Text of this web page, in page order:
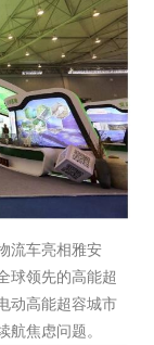
流车亮相雅安
球领先的高能超
动高能超容城市
航焦虑问题。